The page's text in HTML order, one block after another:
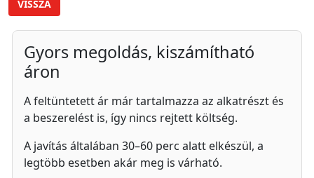
VISSZA
Gyors megoldás, kiszámítható
áron
A feltüntetett ár már tartalmazza az alkatrészt és
a beszerelést is, így nincs rejtett költség.
A javítás általában 30–60 perc alatt elkészül, a
legtöbb esetben akár meg is várható.